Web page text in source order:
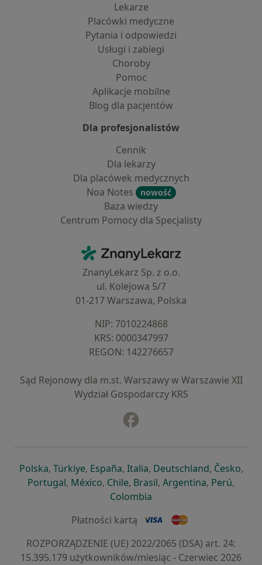
Lekarze
Placówki medyczne
Pytania i odpowiedzi
Usługi i zabiegi
Choroby
Pomoc
Aplikacje mobilne
Blog dla pacjentów
Dla profesjonalistów
Cennik
Dla lekarzy
Dla placówek medycznych
Noa Notes
nowość
Baza wiedzy
Centrum Pomocy dla Specjalisty
ZnanyLekarz - Strona główna
ZnanyLekarz Sp. z o.o.
ul. Kolejowa 5/7
01-217 Warszawa, Polska
NIP: ⁠7010224868
KRS: ⁠0000347997
REGON: ⁠142276657
Sąd Rejonowy dla m.st. Warszawy w Warszawie XII
Wydział Gospodarczy KRS
Polskaotwiera się w nowej karcie
, Türkiyeotwiera się w nowej karcie
, Españaotwiera się w nowej karcie
, Italiaotwiera się w nowej
, Deutschlandotwiera się
, Česko,
Portugalotwiera się w nowej karcie
, Méxicootwiera się w nowej karcie
, Chileotwiera się w nowej karcie
, Brasilotwiera się w nowej
, Argentinaotwiera się
, Perú,
Colombia
Płatności kartą
ROZPORZĄDZENIE (UE) 2022/2065 (DSA) art. 24:
15.395.179 użytkowników/miesiąc - Czerwiec 2026